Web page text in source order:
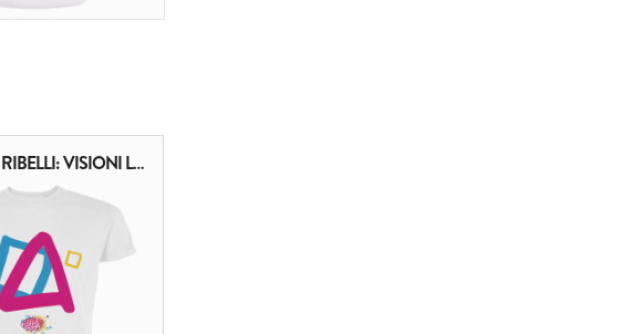
CERVELLI RIBELLI: VISIONI LATERALI